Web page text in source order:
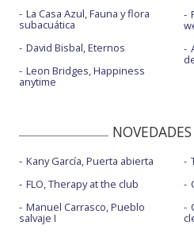
La Casa Azul, Fauna y flora
subacuática
David Bisbal, Eternos
Leon Bridges, Happiness
anytime
Kany García, Puerta abierta
FLO, Therapy at the club
Manuel Carrasco, Pueblo
salvaje I